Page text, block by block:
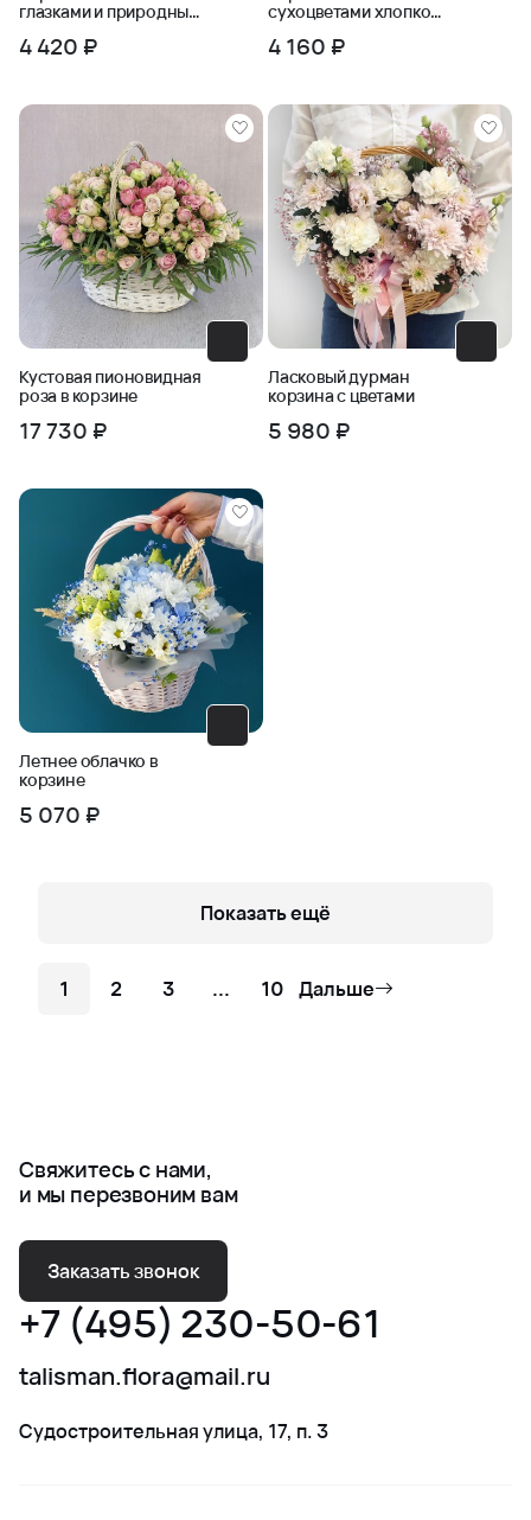
глазками и природным
4 420 ₽
сухоцветами хлопком,
4 160 ₽
Кустовая пионовидная
роза в корзине
17 730 ₽
Ласковый дурман
корзина с цветами
5 980 ₽
Летнее облачко в
корзине
5 070 ₽
Показать ещё
1 2 3 ... 10 Дальше
Свяжитесь с нами,
и мы перезвоним вам
Заказать звонок
+7 (495) 230-50-61
talisman.flora@mail.ru
Судостроительная улица, 17, п. 3